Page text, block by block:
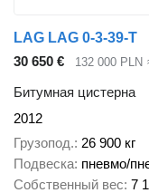
LAG LAG 0-3-39-T
30 650 €
132 000 PLN
Битумная цистерна
2012
Грузопод. 26 900 кг
Подвеска пневмо/
Собственный вес 7